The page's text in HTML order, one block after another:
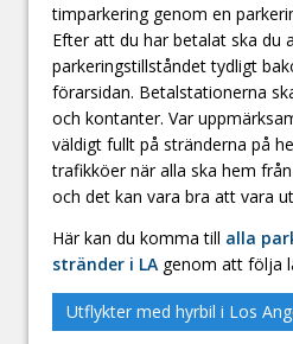
timparkering genom en
Efter att du har betalat ska du
parkeringstillståndet tydligt
förarsidan. Betalstationerna
och kontanter. Var
väldigt fullt på stränderna på
trafikköer när alla ska hem
och det kan vara bra att vara
Här kan du komma till alla
stränder i LA genom att följa
Utflykter med hyrbil i Los